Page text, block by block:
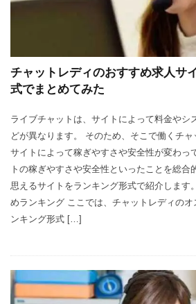
チャットレディのおすすめ求人サ
式でまとめてみた
ライブチャットは、サイトによって料金やシ
どが異なります。 そのため、そこで働くチ
サイトによって稼ぎやすさや安全性が変わっ
トの稼ぎやすさや安全性といったことを総合
思えるサイトをランキング形式で紹介します
めランキング ここでは、チャットレディの
ンキング形式 […]